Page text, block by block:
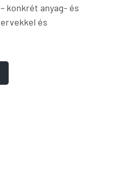
konkrét anyag- és
és